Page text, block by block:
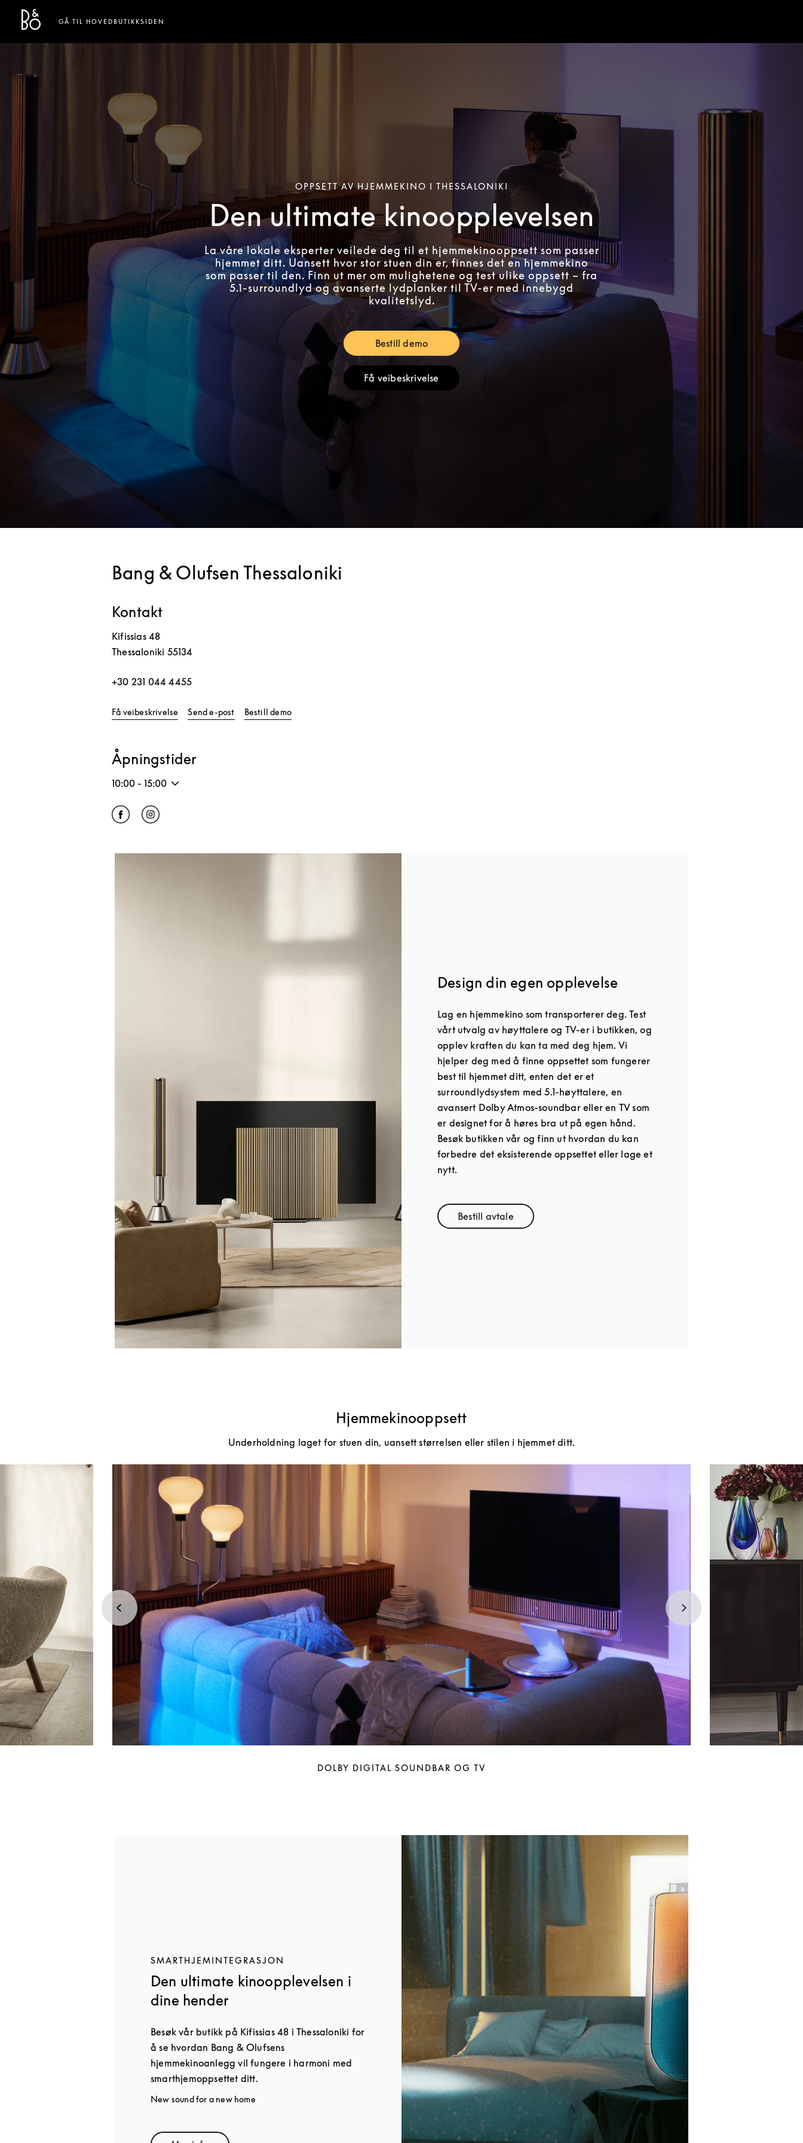
Bang & Olufsen - Exist to Create
Link Opens in New Tab
GÅ TIL HOVEDBUTIKKSIDEN
OPPSETT AV HJEMMEKINO I THESSALONIKI
Den ultimate kinoopplevelsen
La våre lokale eksperter veilede deg til et hjemmekinooppsett som passer
hjemmet ditt. Uansett hvor stor stuen din er, finnes det en hjemmekino
som passer til den. Finn ut mer om mulighetene og test ulike oppsett – fra
5.1-surroundlyd og avanserte lydplanker til TV-er med innebygd
kvalitetslyd.
Bestill demoLink Opens in New Tab
Få veibeskrivelseLink Opens in New Tab
Bang & Olufsen Thessaloniki
Kontakt
Kifissias 48
Thessaloniki 55134
+30 231 044 4455
Få veibeskrivelse Link Opens in New Tab
Send e-post Bestill demo
Åpningstider
10:00 - 15:00
Click to open Facebook
Link Opens in New Tab
Click to open Instagram
Link Opens in New Tab
Design din egen opplevelse
Lag en hjemmekino som transporterer deg. Test
vårt utvalg av høyttalere og TV-er i butikken, og
opplev kraften du kan ta med deg hjem. Vi
hjelper deg med å finne oppsettet som fungerer
best til hjemmet ditt, enten det er et
surroundlydsystem med 5.1-høyttalere, en
avansert Dolby Atmos-soundbar eller en TV som
er designet for å høres bra ut på egen hånd.
Besøk butikken vår og finn ut hvordan du kan
forbedre det eksisterende oppsettet eller lage et
nytt.
Bestill avtaleLink Opens in New Tab
Hjemmekinooppsett
Underholdning laget for stuen din, uansett størrelsen eller stilen i hjemmet ditt.
DOLBY DIGITAL SOUNDBAR OG TV
Bilde av arrangement
SMARTHJEMINTEGRASJON
Den ultimate kinoopplevelsen i
dine hender
Besøk vår butikk på Kifissias 48 i Thessaloniki for
å se hvordan Bang & Olufsens
hjemmekinoanlegg vil fungere i harmoni med
smarthjemoppsettet ditt.
New sound for a new home